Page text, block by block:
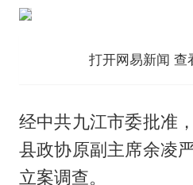
打开网易新闻 查
经中共九江市委批准
县政协原副主席余凌
立案调查。